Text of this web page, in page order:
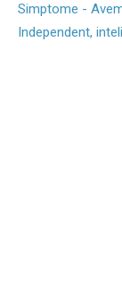
Simptome -
Independent,